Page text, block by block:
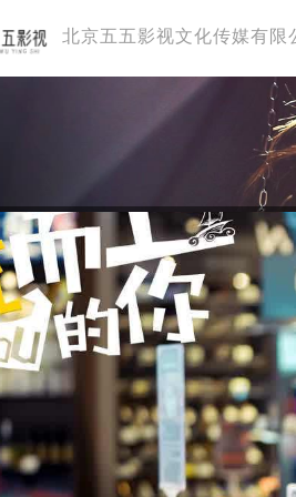
北京五五影视文化传媒有限
上的你
Script服务
分析 制片管理一站式解决方
分析 制片管理一站式解决方
分析 制片管理一站式解决方
分析 制片管理一站式解决方